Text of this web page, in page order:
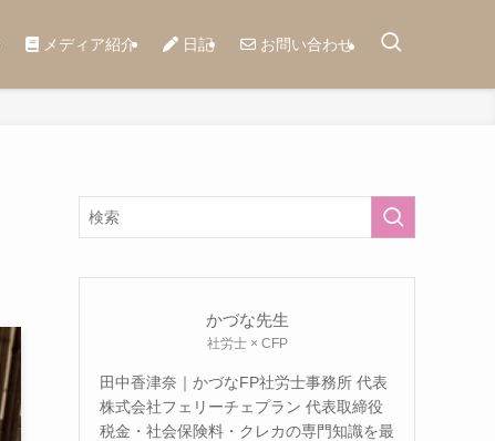
メディア紹介 日記 お問い合わせ
かづな先生
社労士 × CFP
田中香津奈｜かづなFP社労士事務所 代表
株式会社フェリーチェプラン 代表取締役
税金・社会保険料・クレカの専門知識を最